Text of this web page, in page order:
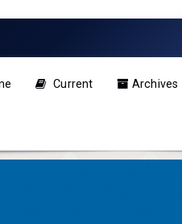
Current Archives